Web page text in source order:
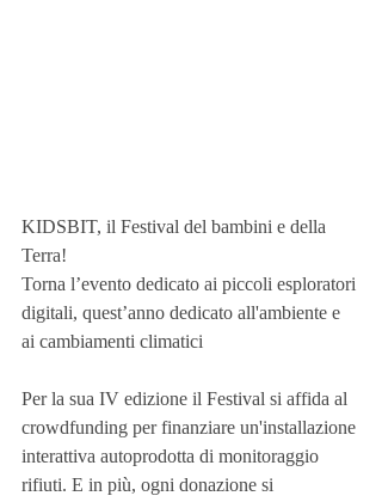
KIDSBIT, il Festival del bambini e della
Terra!
Torna l’evento dedicato ai piccoli esploratori
digitali, quest’anno dedicato all'ambiente e
ai cambiamenti climatici
Per la sua IV edizione il Festival si affida al
crowdfunding per finanziare un'installazione
interattiva autoprodotta di monitoraggio
rifiuti. E in più, ogni donazione si